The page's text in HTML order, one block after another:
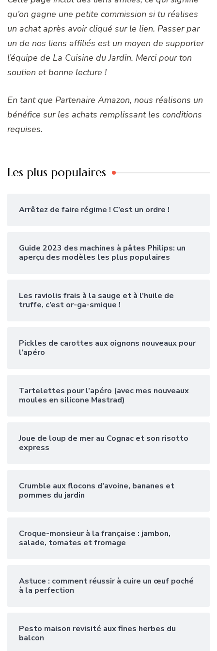
qu’on gagne une petite commission si tu réalises
un achat après avoir cliqué sur le lien. Passer par
un de nos liens affiliés est un moyen de supporter
l’équipe de La Cuisine du Jardin. Merci pour ton
soutien et bonne lecture !
En tant que Partenaire Amazon, nous réalisons un
bénéfice sur les achats remplissant les conditions
requises.
Les plus populaires
Arrêtez de faire régime ! C’est un ordre !
Guide 2023 des machines à pâtes Philips: un
aperçu des modèles les plus populaires
Les raviolis frais à la sauge et à l’huile de
truffe, c’est or-ga-smique !
Pickles de carottes aux oignons nouveaux pour
l’apéro
Tartelettes pour l’apéro (avec mes nouveaux
moules en silicone Mastrad)
Joue de loup de mer au Cognac et son risotto
express
Crumble aux flocons d’avoine, bananes et
pommes du jardin
Croque-monsieur à la française : jambon,
salade, tomates et fromage
Astuce : comment réussir à cuire un œuf poché
à la perfection
Pesto maison revisité aux fines herbes du
balcon